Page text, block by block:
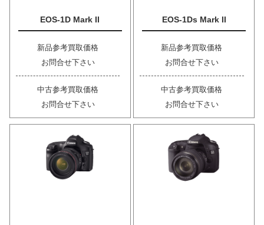
EOS-1D Mark II
新品参考買取価格
お問合せ下さい
中古参考買取価格
お問合せ下さい
EOS-1Ds Mark II
新品参考買取価格
お問合せ下さい
中古参考買取価格
お問合せ下さい